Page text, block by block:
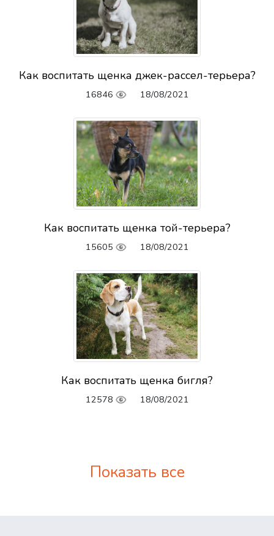
Как воспитать щенка джек-рассел-терьера?
16846 18/08/2021
Как воспитать щенка той-терьера?
15605 18/08/2021
Как воспитать щенка бигля?
12578 18/08/2021
Показать все